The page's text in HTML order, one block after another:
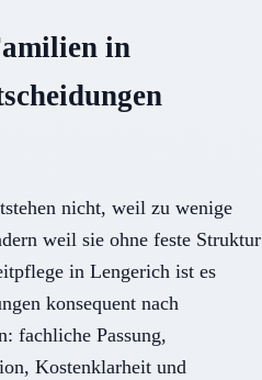
in
nicht, weil zu wenige
weil sie ohne feste Struktur
in Lengerich ist es
konsequent nach
fachliche Passung,
Kostenklarheit und